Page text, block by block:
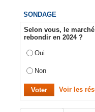
SONDAGE
Selon vous, le
rebondir en 2024 ?
Oui
Non
Voir les